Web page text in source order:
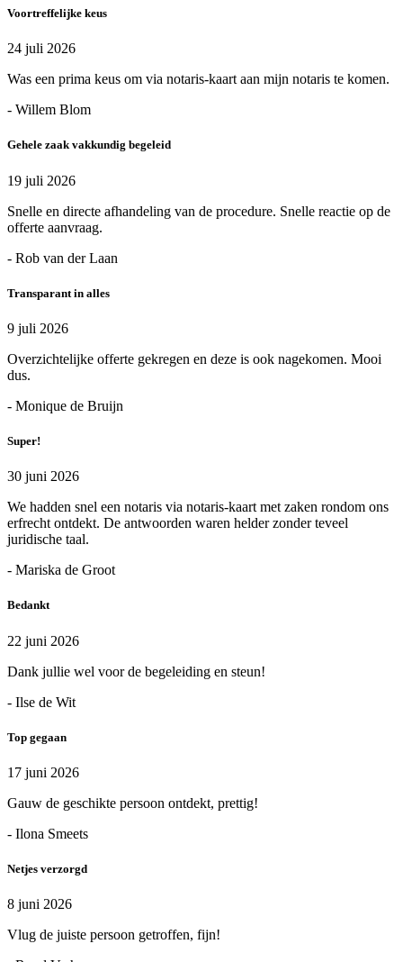
Voortreffelijke keus
24 juli 2026
Was een prima keus om via notaris-kaart aan mijn notaris te komen.
- Willem Blom
Gehele zaak vakkundig begeleid
19 juli 2026
Snelle en directe afhandeling van de procedure. Snelle reactie op de
offerte aanvraag.
- Rob van der Laan
Transparant in alles
9 juli 2026
Overzichtelijke offerte gekregen en deze is ook nagekomen. Mooi
dus.
- Monique de Bruijn
Super!
30 juni 2026
We hadden snel een notaris via notaris-kaart met zaken rondom ons
erfrecht ontdekt. De antwoorden waren helder zonder teveel
juridische taal.
- Mariska de Groot
Bedankt
22 juni 2026
Dank jullie wel voor de begeleiding en steun!
- Ilse de Wit
Top gegaan
17 juni 2026
Gauw de geschikte persoon ontdekt, prettig!
- Ilona Smeets
Netjes verzorgd
8 juni 2026
Vlug de juiste persoon getroffen, fijn!